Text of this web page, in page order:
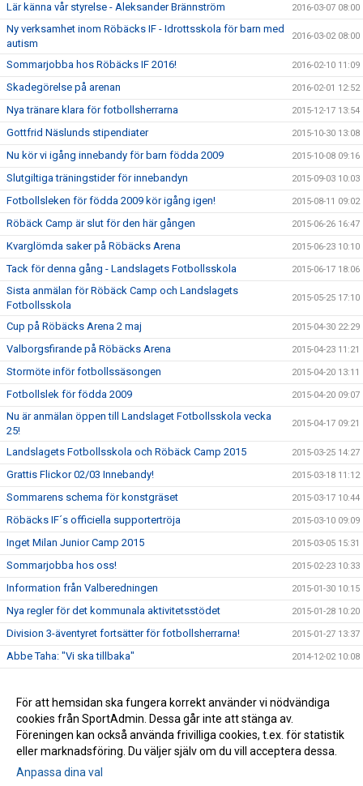
Lär känna vår styrelse - Aleksander Brännström 2016-03-07 08:00
Ny verksamhet inom Röbäcks IF - Idrottsskola för barn med
autism
2016-03-02 08:00
Sommarjobba hos Röbäcks IF 2016! 2016-02-10 11:09
Skadegörelse på arenan 2016-02-01 12:52
Nya tränare klara för fotbollsherrarna 2015-12-17 13:54
Gottfrid Näslunds stipendiater 2015-10-30 13:08
Nu kör vi igång innebandy för barn födda 2009 2015-10-08 09:16
Slutgiltiga träningstider för innebandyn 2015-09-03 10:03
Fotbollsleken för födda 2009 kör igång igen! 2015-08-11 09:02
Röbäck Camp är slut för den här gången 2015-06-26 16:47
Kvarglömda saker på Röbäcks Arena 2015-06-23 10:10
Tack för denna gång - Landslagets Fotbollsskola 2015-06-17 18:06
Sista anmälan för Röbäck Camp och Landslagets
Fotbollsskola
2015-05-25 17:10
Cup på Röbäcks Arena 2 maj 2015-04-30 22:29
Valborgsfirande på Röbäcks Arena 2015-04-23 11:21
Stormöte inför fotbollssäsongen 2015-04-20 13:11
Fotbollslek för födda 2009 2015-04-20 09:07
Nu är anmälan öppen till Landslaget Fotbollsskola vecka
25!
2015-04-17 09:21
Landslagets Fotbollsskola och Röbäck Camp 2015 2015-03-25 14:27
Grattis Flickor 02/03 Innebandy! 2015-03-18 11:12
Sommarens schema för konstgräset 2015-03-17 10:44
Röbäcks IF´s officiella supportertröja 2015-03-10 09:09
Inget Milan Junior Camp 2015 2015-03-05 15:31
Sommarjobba hos oss! 2015-02-23 10:33
Information från Valberedningen 2015-01-30 10:15
Nya regler för det kommunala aktivitetsstödet 2015-01-28 10:20
Division 3-äventyret fortsätter för fotbollsherrarna! 2015-01-27 13:37
Abbe Taha: "Vi ska tillbaka" 2014-12-02 10:08
Röbäcks IF fick pengar från Svenska Spel 2013-12-12 14:27
Röbäck tillbaka i trean efter 30 år 2013-12-12 14:24
För att hemsidan ska fungera korrekt använder vi nödvändiga
cookies från SportAdmin. Dessa går inte att stänga av.
Föreningen kan också använda frivilliga cookies, t.ex. för statistik
eller marknadsföring. Du väljer själv om du vill acceptera dessa.
Anpassa dina val